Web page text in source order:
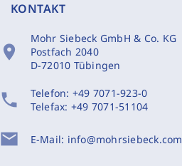
KONTAKT
location_on
Mohr Siebeck GmbH & Co. KG
Postfach 2040
D-72010 Tübingen
phone Telefon: +49 7071-923-0
Telefax: +49 7071-51104
mail E-Mail: info@mohrsiebeck.com